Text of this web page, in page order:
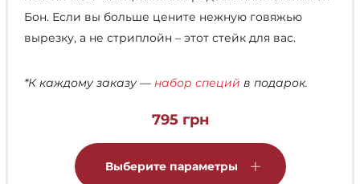
Бон. Если вы больше цените нежную говяжью
вырезку, а не стриплойн – этот стейк для вас.
*К каждому заказу — набор специй в подарок.
795 грн
Выберите параметры
товар